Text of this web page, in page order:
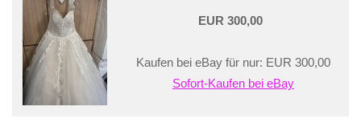
EUR 300,00
Kaufen bei eBay für nur: EUR 300,00
Sofort-Kaufen bei eBay